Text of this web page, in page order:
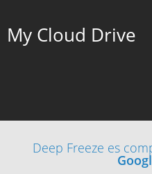
My Cloud Drive
Deep Freeze es